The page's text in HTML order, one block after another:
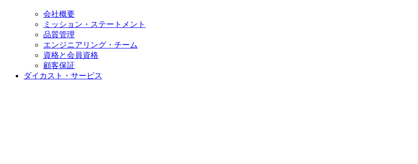
会社概要
ミッション・ステートメント
品質管理
エンジニアリング・チーム
資格と会員資格
顧客保証
ダイカスト・サービス